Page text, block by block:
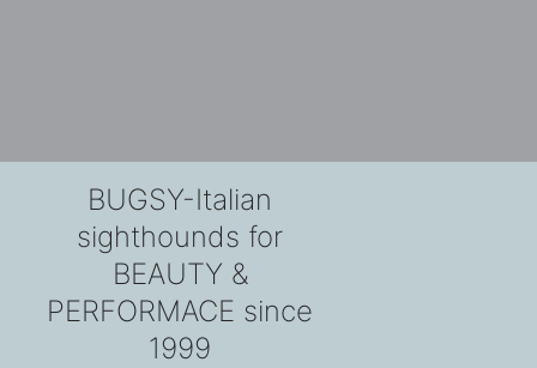
BUGSY-Italian
sighthounds for
BEAUTY &
PERFORMACE since
1999